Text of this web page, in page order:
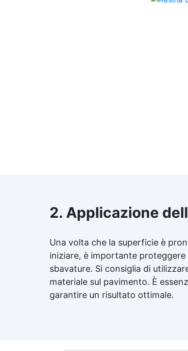
2. Applicazione
Una volta che la superficie è
iniziare, è importante
sbavature. Si consiglia di
materiale sul pavimento. È
garantire un risultato ottimale.